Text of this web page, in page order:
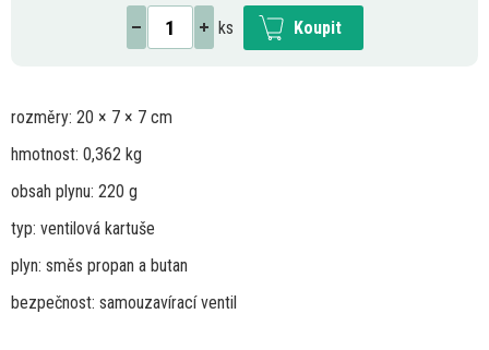
ks Koupit
rozměry: 20 × 7 × 7 cm
hmotnost: 0,362 kg
obsah plynu: 220 g
typ: ventilová kartuše
plyn: směs propan a butan
bezpečnost: samouzavírací ventil